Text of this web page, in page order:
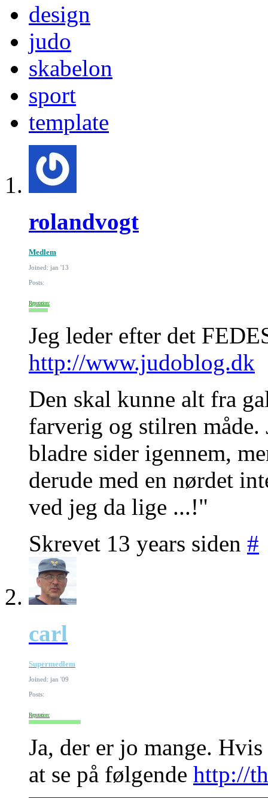
design
judo
skabelon
sport
template
rolandvogt
Medlem
Joined: jan '13
Posts:
Reputation:
Jeg leder efter det
http://www.judoblog.dk
Den skal kunne alt fra
farverig og stilren måde.
bladre sider igennem,
derude med en nørdet
ved jeg da lige ...!"
Skrevet 13 years siden #
carl
Supermedlem
Joined: jan '09
Posts:
Reputation:
Ja, der er jo mange.
at se på følgende http://